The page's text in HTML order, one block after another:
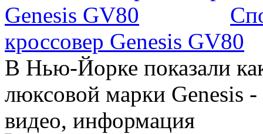
кроссовер Genesis GV80
В Нью-Йорке показали
люксовой марки Genesis
видео, информация